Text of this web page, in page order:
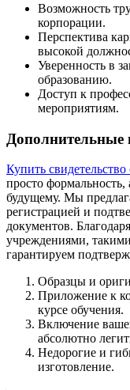
Возможность
корпорации.
Перспектива
высокой
Уверенность в
образованию.
Доступ к
мероприятиям.
Дополнительные
Купить
просто
будущему. Мы
регистрацией и
документов.
учреждениями,
гарантируем
Образцы и
Приложение к
курсе обучения.
Включение
абсолютно
Недорогие и
изготовление.